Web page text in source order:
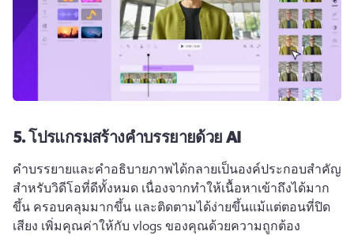
5.โปรแกรมสร้างคำบรรยายด้วย AI
คำบรรยายและคำอธิบายภาพได้กลายเป็นองค์ประกอบสำคัญ
สำหรับวิดีโอที่ดีทั้งหมด เนื่องจากทำให้เนื้อหาเข้าถึงได้มาก
ขึ้น ครอบคลุมมากขึ้น และติดตามได้ง่ายขึ้นแม้แต่ตอนที่ปิด
เสียง เพิ่มคุณค่าให้กับ vlogs ของคุณด้วยความถูกต้อง